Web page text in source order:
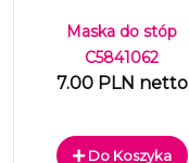
Maska do stóp
C5841062
7.00 PLN netto
Do Koszyka